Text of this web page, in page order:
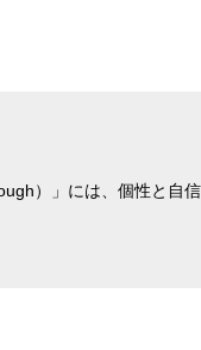
）」には、個性と自